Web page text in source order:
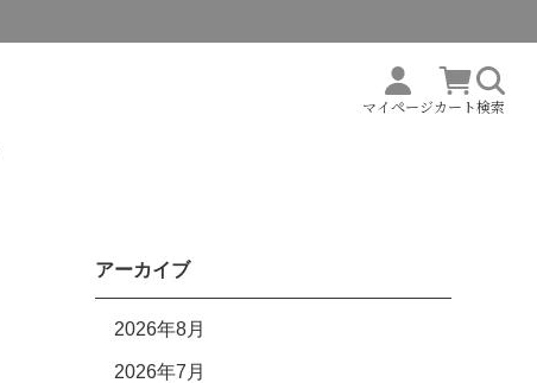
マイページカート検索
アーカイブ
2026年8月
2026年7月